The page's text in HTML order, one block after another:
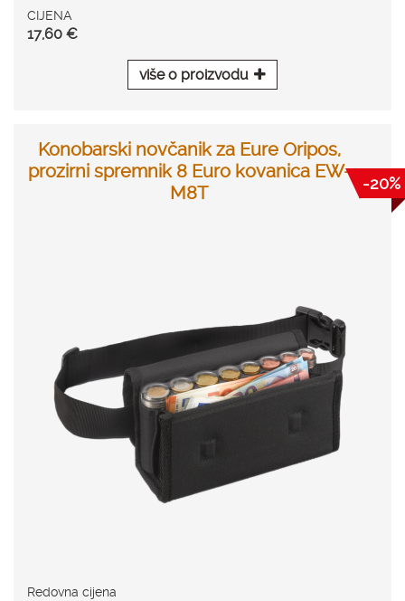
CIJENA
17,60 €
više o proizvodu
Konobarski novčanik za Eure Oripos,
prozirni spremnik 8 Euro kovanica EW-
M8T
Redovna cijena
-20%